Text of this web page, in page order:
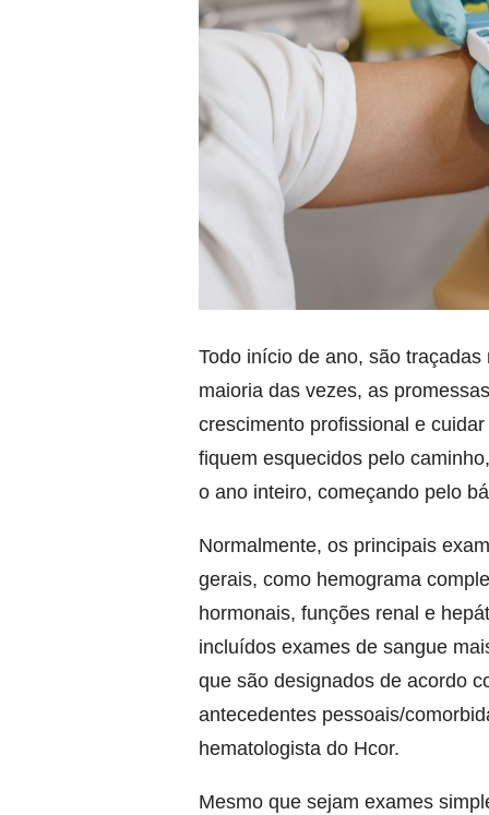
Todo início de ano, são
maioria das vezes, as
crescimento profissional e
fiquem esquecidos pelo
o ano inteiro, começando pelo
Normalmente, os principais
gerais, como hemograma
hormonais, funções renal e
incluídos exames de sangue
que são designados de acordo
antecedentes pessoais/
hematologista do Hcor.
Mesmo que sejam exames